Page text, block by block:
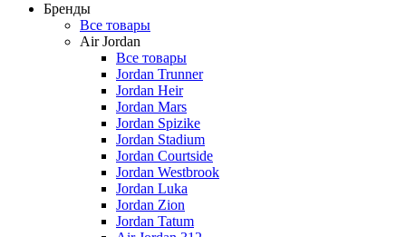
Бренды
Все товары
Air Jordan
Все товары
Jordan Trunner
Jordan Heir
Jordan Mars
Jordan Spizike
Jordan Stadium
Jordan Courtside
Jordan Westbrook
Jordan Luka
Jordan Zion
Jordan Tatum